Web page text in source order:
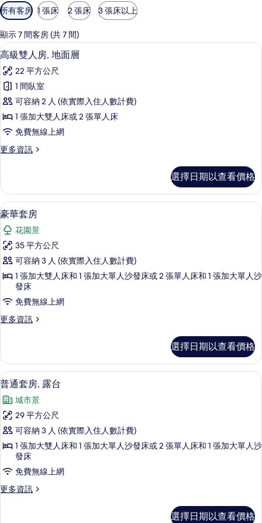
可
用
的
客
房
篩
選
條
所有客房 1 張床 2 張床 3 張床以上
顯示 7 間客房 (共 7 間)
顯
示
高
級
雙
人
地
層
的
所
有
相
片
高級雙人房, 地面層 | 高級寢具、免費
9
高級雙人房, 地面層
22 平方公尺
1 間臥室
可容納 2 人 (依實際入住人數計費)
1 張加大雙人床或 2 張單人床
免費無線上網
更多資訊
更
雙
人
房,
地
面
層
的
詳
情
選擇日期以查看價格
顯
示
豪
華
套
的
所
片
豪華套房 | 高級寢具、免費迷你吧、
6
豪華套房
花園景
35 平方公尺
可容納 3 人 (依實際入住人數計費)
1 張加大雙人床和 1 張加大單人沙發床或 2 張單人床和 1 張加大單人沙
發床
免費無線上網
更多資訊
更
套
房
的
詳
情
選擇日期以查看價格
顯
示
普
通
套
露
台
普通套房, 露台 | 高級寢具、免費迷你
11
普通套房, 露台
城市景
29 平方公尺
可容納 3 人 (依實際入住人數計費)
1 張加大雙人床和 1 張加大單人沙發床或 2 張單人床和 1 張加大單人沙
發床
免費無線上網
更多資訊
更
選擇日期以查看價格